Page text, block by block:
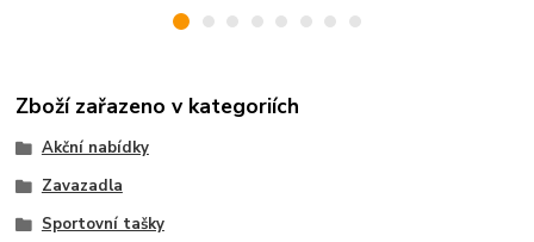
Zboží zařazeno v kategoriích
Akční nabídky
Zavazadla
Sportovní tašky